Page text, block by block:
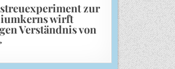
zur
wirft
Verständnis von